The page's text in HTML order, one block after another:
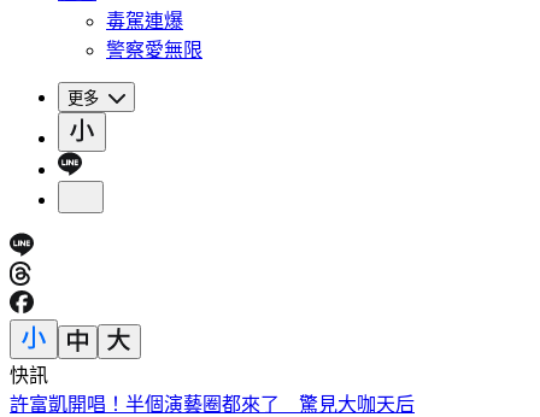
毒駕連爆
警察愛無限
更多
快訊
明天颱風假？白海豚最新風雨預測 8地區達停班停課標準